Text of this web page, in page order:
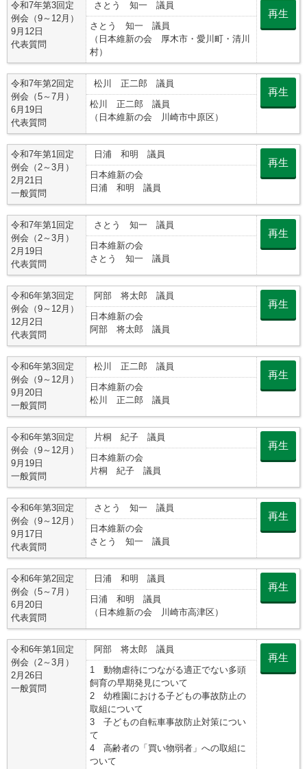
令和7年第3回定
例会（9～12月）
9月12日
代表質問
さとう 知一 議員
さとう 知一 議員
（日本維新の会 厚木市・愛川町・清川
村）
再生
令和7年第2回定
例会（5～7月）
6月19日
代表質問
松川 正二郎 議員
松川 正二郎 議員
（日本維新の会 川崎市中原区）
再生
令和7年第1回定
例会（2～3月）
2月21日
一般質問
日浦 和明 議員
日本維新の会
日浦 和明 議員
再生
令和7年第1回定
例会（2～3月）
2月19日
代表質問
さとう 知一 議員
日本維新の会
さとう 知一 議員
再生
令和6年第3回定
例会（9～12月）
12月2日
代表質問
阿部 将太郎 議員
日本維新の会
阿部 将太郎 議員
再生
令和6年第3回定
例会（9～12月）
9月20日
一般質問
松川 正二郎 議員
日本維新の会
松川 正二郎 議員
再生
令和6年第3回定
例会（9～12月）
9月19日
一般質問
片桐 紀子 議員
日本維新の会
片桐 紀子 議員
再生
令和6年第3回定
例会（9～12月）
9月17日
代表質問
さとう 知一 議員
日本維新の会
さとう 知一 議員
再生
令和6年第2回定
例会（5～7月）
6月20日
代表質問
日浦 和明 議員
日浦 和明 議員
（日本維新の会 川崎市高津区）
再生
令和6年第1回定
例会（2～3月）
2月26日
一般質問
阿部 将太郎 議員
1 動物虐待につながる適正でない多頭
飼育の早期発見について
2 幼稚園における子どもの事故防止の
取組について
3 子どもの自転車事故防止対策につい
て
4 高齢者の「買い物弱者」への取組に
ついて
再生